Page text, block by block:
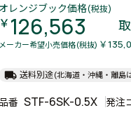
オレンジブック価格(税抜)
￥ 126,563
メーカー希望小売価格(税抜) ￥
local_shipping 送料別途(北海道・沖縄・離島
番 STF-6SK-0.5X 発注